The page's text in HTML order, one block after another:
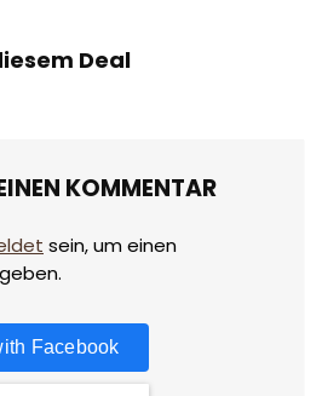
Deal
KOMMENTAR
sein, um einen
Facebook